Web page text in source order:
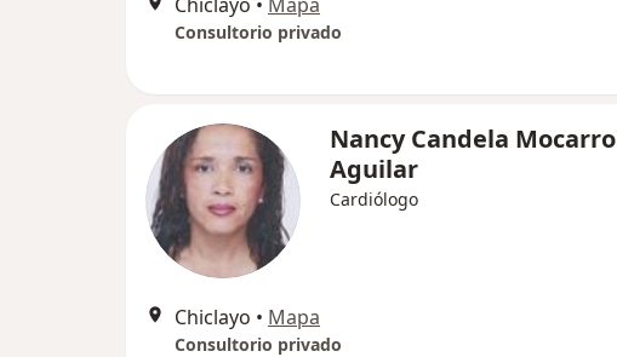
Consultorio privado
Nancy Candela Mocarro
Aguilar
Cardiólogo
Chiclayo • Mapa
Consultorio privado